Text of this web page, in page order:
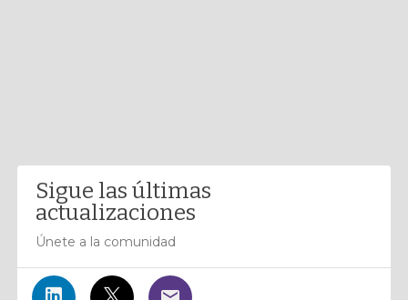
Sigue las últimas
actualizaciones
Únete a la comunidad